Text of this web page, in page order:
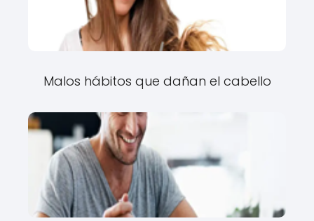
Malos hábitos que dañan el cabello